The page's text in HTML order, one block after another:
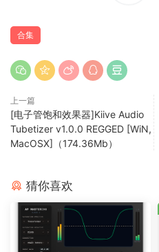
合集
上一篇
[电子管饱和效果器]Kiive Audio
Tubetizer v1.0.0 REGGED [WiN,
MacOSX]（174.36Mb）
猜你喜欢